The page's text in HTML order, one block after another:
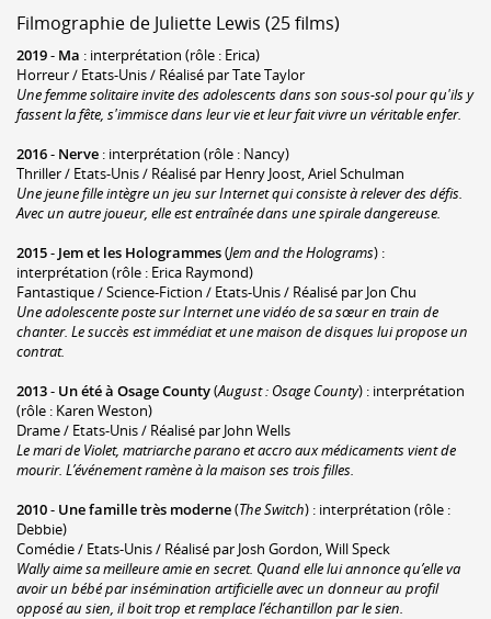
Filmographie de Juliette Lewis (25 films)
2019- Ma : interprétation (rôle : Erica)
Horreur / Etats-Unis / Réalisé par Tate Taylor
Une femme solitaire invite des adolescents dans son sous-sol pour qu'ils y
fassent la fête, s'immisce dans leur vie et leur fait vivre un véritable enfer.
2016- Nerve : interprétation (rôle : Nancy)
Thriller / Etats-Unis / Réalisé par Henry Joost, Ariel Schulman
Une jeune fille intègre un jeu sur Internet qui consiste à relever des défis.
Avec un autre joueur, elle est entraînée dans une spirale dangereuse.
2015- Jem et les Hologrammes(Jem and the Holograms) :
interprétation (rôle : Erica Raymond)
Fantastique / Science-Fiction / Etats-Unis / Réalisé par Jon Chu
Une adolescente poste sur Internet une vidéo de sa sœur en train de
chanter. Le succès est immédiat et une maison de disques lui propose un
contrat.
2013- Un été à Osage County(August : Osage County) : interprétation
(rôle : Karen Weston)
Drame / Etats-Unis / Réalisé par John Wells
Le mari de Violet, matriarche parano et accro aux médicaments vient de
mourir. L’événement ramène à la maison ses trois filles.
2010- Une famille très moderne(The Switch) : interprétation (rôle :
Debbie)
Comédie / Etats-Unis / Réalisé par Josh Gordon, Will Speck
Wally aime sa meilleure amie en secret. Quand elle lui annonce qu’elle va
avoir un bébé par insémination artificielle avec un donneur au profil
opposé au sien, il boit trop et remplace l’échantillon par le sien.